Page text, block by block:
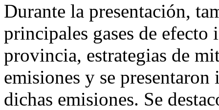
Durante la presentación,
principales gases de
provincia, estrategias de
emisiones y se
dichas emisiones. Se